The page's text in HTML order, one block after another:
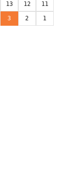
13 12 11
3 2 1